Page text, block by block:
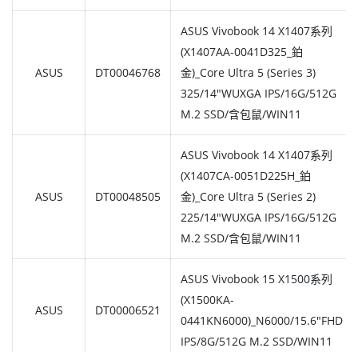
ASUS DT00046768
ASUS Vivobook 14 X1407系列
(X1407AA-0041D325_鉑
金)_Core Ultra 5 (Series 3)
325/14"WUXGA IPS/16G/512G
M.2 SSD/含包鼠/WIN11
ASUS DT00048505
ASUS Vivobook 14 X1407系列
(X1407CA-0051D225H_鉑
金)_Core Ultra 5 (Series 2)
225/14"WUXGA IPS/16G/512G
M.2 SSD/含包鼠/WIN11
ASUS DT00006521
ASUS Vivobook 15 X1500系列
(X1500KA-
0441KN6000)_N6000/15.6"FHD
IPS/8G/512G M.2 SSD/WIN11